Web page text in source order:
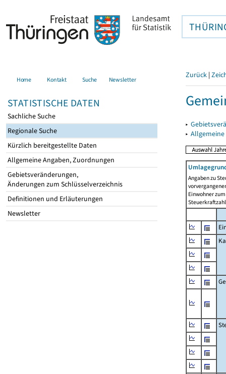
Home Kontakt Suche Newsletter
STATISTISCHE DATEN
Sachliche Suche
Regionale Suche
Kürzlich bereitgestellte Daten
Allgemeine Angaben, Zuordnungen
Gebietsveränderungen,
Änderungen zum Schlüsselverzeichnis
Definitionen und Erläuterungen
Newsletter
Zurück |
▸
▸
Angaben zu
Einwohner